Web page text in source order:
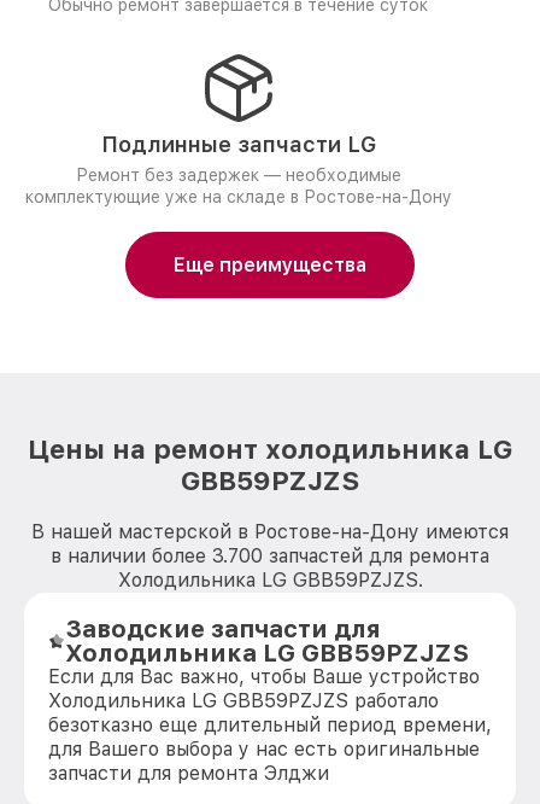
Обычно ремонт завершается в течение суток
Подлинные запчасти LG
Ремонт без задержек — необходимые
комплектующие уже на складе в Ростове-на-Дону
Еще преимущества
Цены на ремонт холодильника LG
GBB59PZJZS
В нашей мастерской в Ростове-на-Дону имеются
в наличии более 3.700 запчастей для ремонта
Холодильника LG GBB59PZJZS.
Заводские запчасти для
Холодильника LG GBB59PZJZS
Если для Вас важно, чтобы Ваше устройство
Холодильника LG GBB59PZJZS работало
безотказно еще длительный период времени,
для Вашего выбора у нас есть оригинальные
запчасти для ремонта Элджи